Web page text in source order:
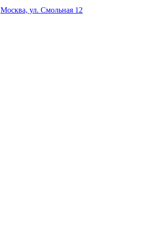
Москва, ул. Смольная 12